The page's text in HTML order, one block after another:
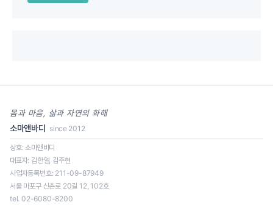
몸과 마음, 삶과 자연의 화해
소마앤바디 since 2012
상호: 소마앤바디
대표자: 김한얼, 김주현
사업자등록번호: 211-09-87949
서울 마포구 신촌로 20길 12, 102호
tel. 02-6080-8200